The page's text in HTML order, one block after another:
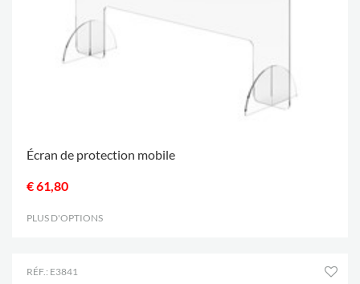
Écran de protection mobile
€ 61,80
PLUS D'OPTIONS
RÉF.: E3841